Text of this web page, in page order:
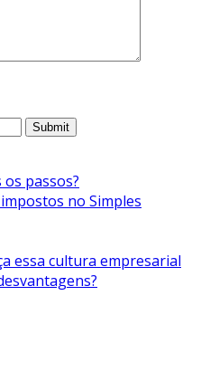
Submit
passos?
no Simples
essa cultura empresarial